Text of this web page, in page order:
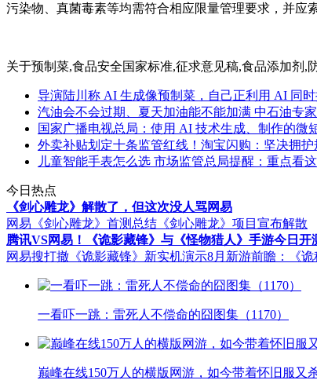
污染物、真菌毒素等均需符合相应限量管理要求，并应
关于预制菜,食品安全国家标准,征求意见稿,食品添加剂,
导演陆川称 AI 生成像预制菜，自己正利用 AI 同
汽油会不会过期、夏天加油能不能加满 中石油专
国家广播电视总局：使用 AI 技术生成、制作的微
外卖补贴划定十条监管红线！淘宝闪购：坚决拥
儿童智能手表怎么选 市场监管总局提醒：重点看
今日热点
《剑心雕龙》解散了，但这次没人骂网易
网易《剑心雕龙》首测总结 《剑心雕龙》项目宣布解散
腾讯VS网易！《诡影藏锋》与《怪物猎人》手游今日开
网易搜打撤《诡影藏锋》新实机演示8月新游前瞻：《
一看吓一跳：雷死人不偿命的囧图集（1170）
巅峰在线150万人的横版网游，如今带着怀旧服又